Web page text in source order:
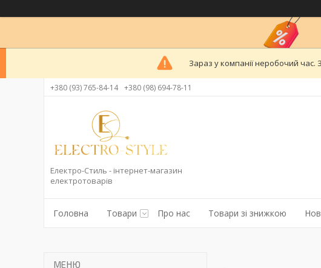
Зараз у компанії неробочий
+380 (93) 765-84-14 +380 (98) 694-78-11
Електро-Стиль - інтернет-магазин
електротоварів
Головна Товари Про нас Товари зі знижкою